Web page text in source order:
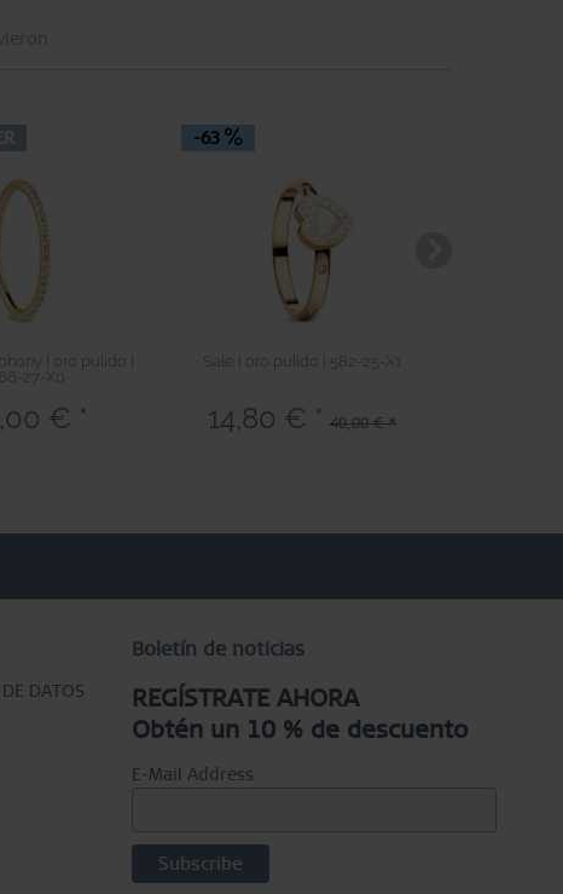
| oro pulido |
27-X0
€ *
-63
Sale | oro pulido | 582-25-X1
14,80 € * 40,00 € *
DATOS
Boletín de noticias
REGÍSTRATE AHORA
Obtén un 10 % de descuento
E-Mail Address